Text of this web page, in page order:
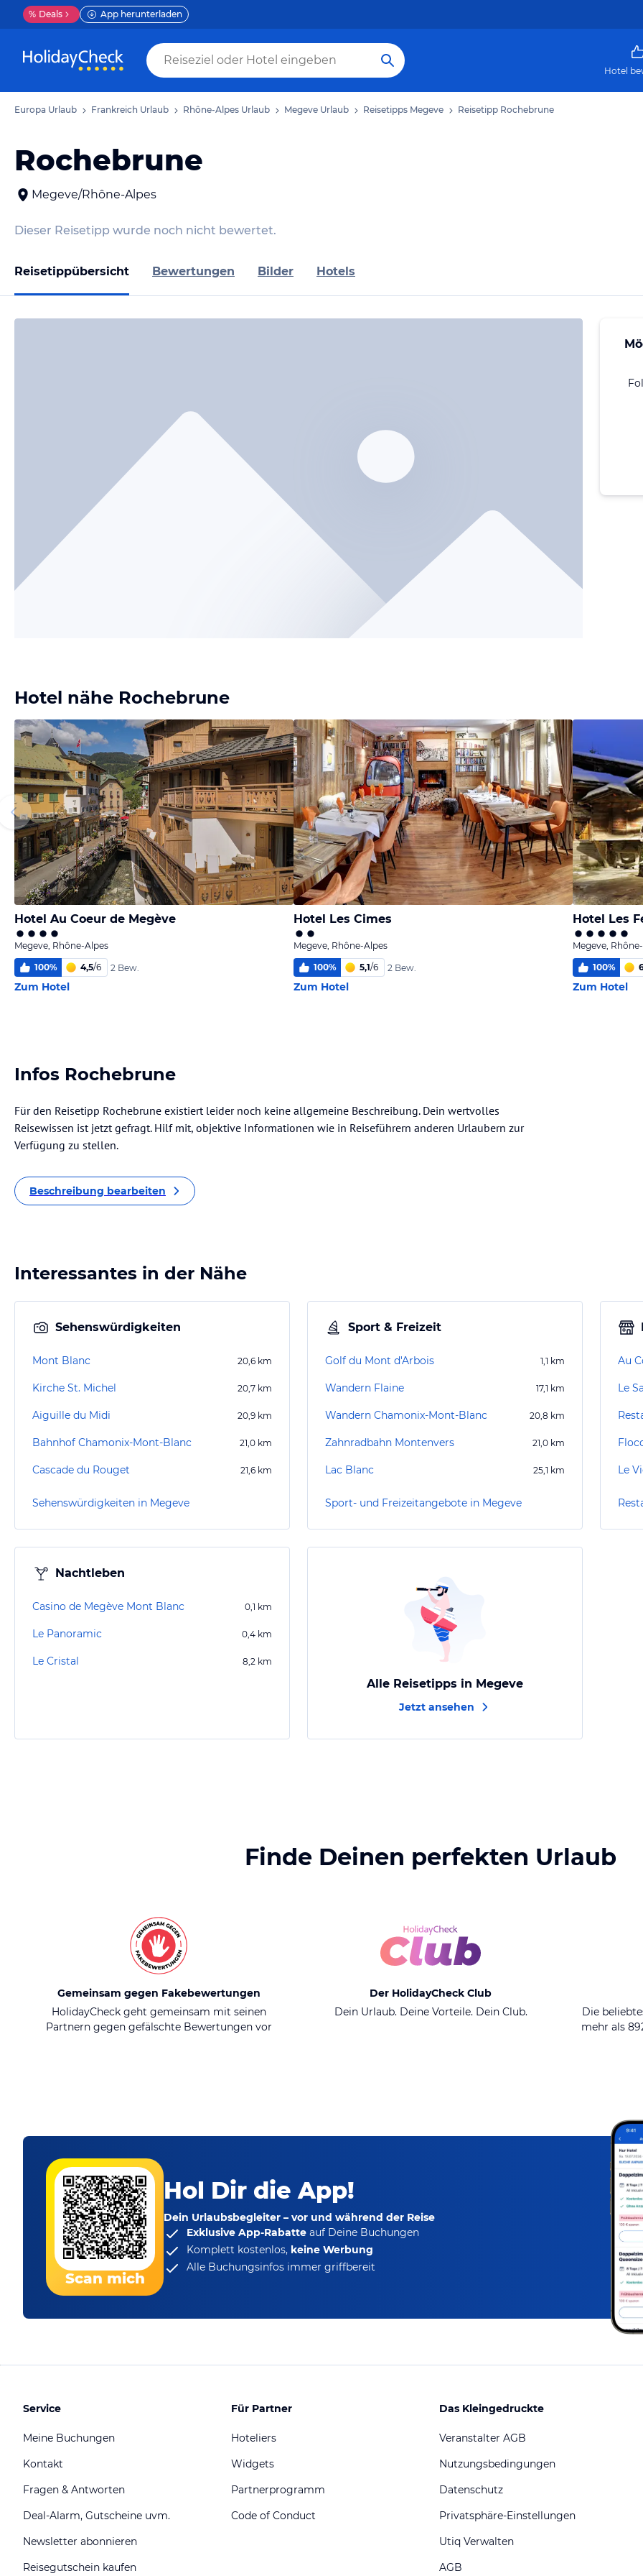
% Deals App herunterladen
Hotel
Europa Urlaub Frankreich Urlaub Rhône-Alpes Urlaub Megeve Urlaub Reisetipps Megeve Reisetipp Rochebrune
Rochebrune
Megeve/Rhône-Alpes
Dieser Reisetipp wurde noch nicht bewertet.
Reisetippübersicht Bewertungen Bilder Hotels
Hotel nähe Rochebrune
Hotel Au Coeur de Megève
Megeve, Rhône-Alpes
100% 4,5/6 2 Bew.
Zum Hotel
Hotel Les Cimes
Megeve, Rhône-Alpes
100% 5,1/6 2 Bew.
Zum Hotel
Hotel Les
Megeve,
100%
Zum Hotel
Infos Rochebrune
Für den Reisetipp Rochebrune existiert leider noch keine allgemeine Beschreibung. Dein wertvolles
Reisewissen ist jetzt gefragt. Hilf mit, objektive Informationen wie in Reiseführern anderen Urlaubern zur
Verfügung zu stellen.
Beschreibung bearbeiten
Interessantes in der Nähe
Sehenswürdigkeiten
Mont Blanc 20,6 km
Kirche St. Michel 20,7 km
Aiguille du Midi 20,9 km
Bahnhof Chamonix-Mont-Blanc 21,0 km
Cascade du Rouget 21,6 km
Sehenswürdigkeiten in Megeve
Sport & Freizeit
Golf du Mont d'Arbois 1,1 km
Wandern Flaine 17,1 km
Wandern Chamonix-Mont-Blanc 20,8 km
Zahnradbahn Montenvers 21,0 km
Lac Blanc 25,1 km
Sport- und Freizeitangebote in Megeve
Au
Le
Le
Nachtleben
Casino de Megève Mont Blanc 0,1 km
Le Panoramic 0,4 km
Le Cristal 8,2 km
Alle Reisetipps in Megeve
Jetzt ansehen
Finde Deinen perfekten Urlaub
Gemeinsam gegen Fakebewertungen
HolidayCheck geht gemeinsam mit seinen
Partnern gegen gefälschte Bewertungen vor
Der HolidayCheck Club
Dein Urlaub. Deine Vorteile. Dein Club.
Die
mehr als
Scan mich
Hol Dir die App!
Dein Urlaubsbegleiter – vor und während der Reise
Exklusive App-Rabatte auf Deine Buchungen
Komplett kostenlos, keine Werbung
Alle Buchungsinfos immer griffbereit
Service
Meine Buchungen
Kontakt
Fragen & Antworten
Deal-Alarm, Gutscheine uvm.
Newsletter abonnieren
Reisegutschein kaufen
Für Partner
Hoteliers
Widgets
Partnerprogramm
Code of Conduct
Das Kleingedruckte
Veranstalter AGB
Nutzungsbedingungen
Datenschutz
Privatsphäre-Einstellungen
Utiq Verwalten
AGB